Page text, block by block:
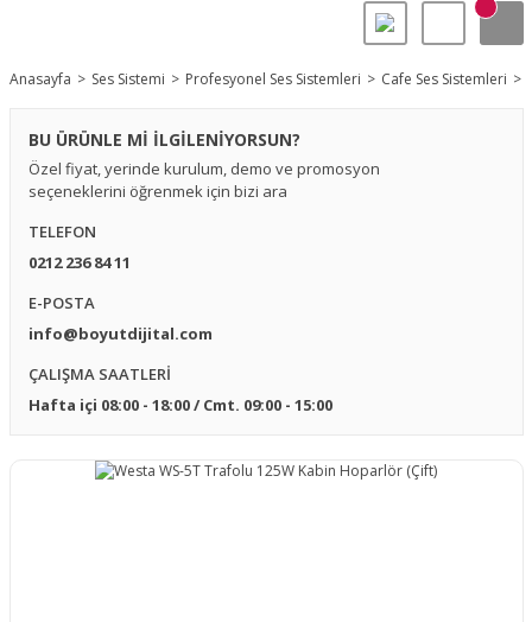
Anasayfa Ses Sistemi Profesyonel Ses Sistemleri Cafe Ses Sistemleri
BU ÜRÜNLE Mİ İLGİLENİYORSUN?
Özel fiyat, yerinde kurulum, demo ve promosyon
seçeneklerini öğrenmek için bizi ara
TELEFON
0212 236 84 11
E-POSTA
info@boyutdijital.com
ÇALIŞMA SAATLERİ
Hafta içi 08:00 - 18:00 / Cmt. 09:00 - 15:00